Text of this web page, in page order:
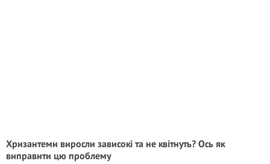
Хризантеми виросли зависокі та не квітнуть? Ось як
виправити цю проблему